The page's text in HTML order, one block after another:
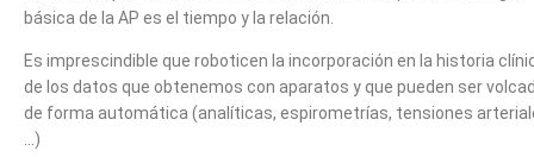
básica de la AP es el tiempo y la relación.
Es imprescindible que roboticen la incorporación en la historia
de los datos que obtenemos con aparatos y que pueden ser
de forma automática (analíticas, espirometrías, tensiones
…)